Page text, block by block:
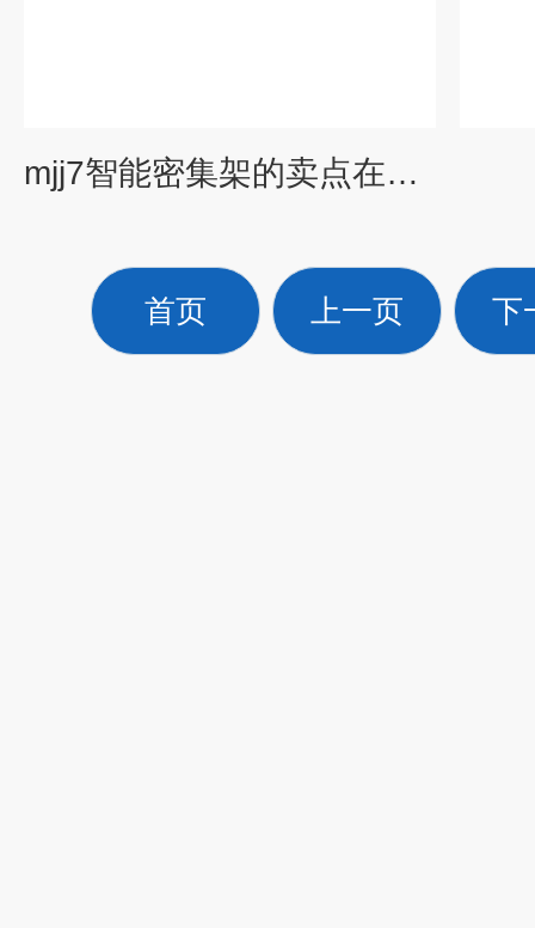
mjj7智能密集架的卖点在哪？
首页 上一页 下